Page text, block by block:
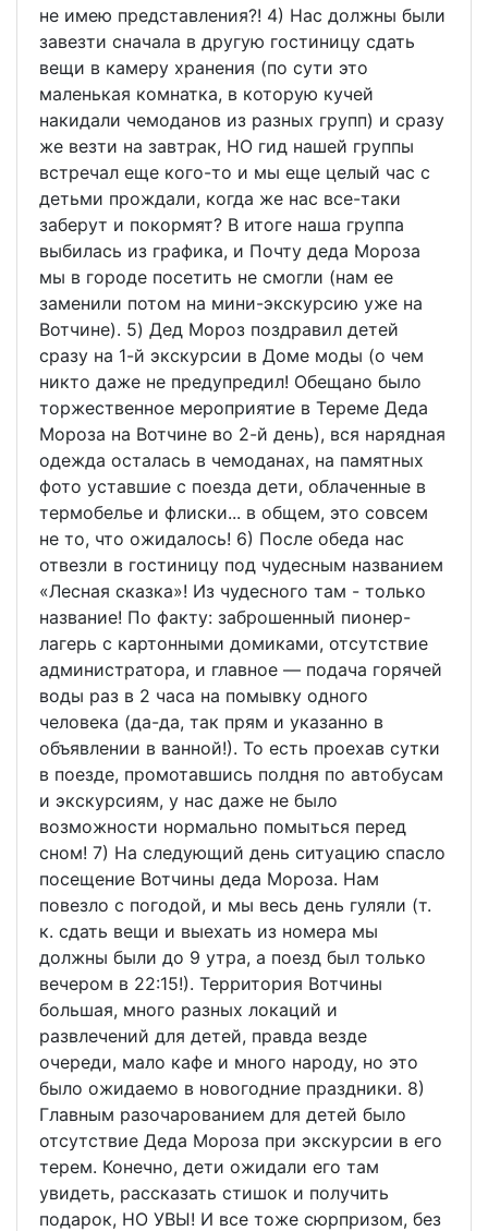
не имею представления?! 4) Нас должны были
завезти сначала в другую гостиницу сдать
вещи в камеру хранения (по сути это
маленькая комнатка, в которую кучей
накидали чемоданов из разных групп) и сразу
же везти на завтрак, НО гид нашей группы
встречал еще кого-то и мы еще целый час с
детьми прождали, когда же нас все-таки
заберут и покормят? В итоге наша группа
выбилась из графика, и Почту деда Мороза
мы в городе посетить не смогли (нам ее
заменили потом на мини-экскурсию уже на
Вотчине). 5) Дед Мороз поздравил детей
сразу на 1-й экскурсии в Доме моды (о чем
никто даже не предупредил! Обещано было
торжественное мероприятие в Тереме Деда
Мороза на Вотчине во 2-й день), вся нарядная
одежда осталась в чемоданах, на памятных
фото уставшие с поезда дети, облаченные в
термобелье и флиски... в общем, это совсем
не то, что ожидалось! 6) После обеда нас
отвезли в гостиницу под чудесным названием
«Лесная сказка»! Из чудесного там - только
название! По факту: заброшенный пионер-
лагерь с картонными домиками, отсутствие
администратора, и главное — подача горячей
воды раз в 2 часа на помывку одного
человека (да-да, так прям и указанно в
объявлении в ванной!). То есть проехав сутки
в поезде, промотавшись полдня по автобусам
и экскурсиям, у нас даже не было
возможности нормально помыться перед
сном! 7) На следующий день ситуацию спасло
посещение Вотчины деда Мороза. Нам
повезло с погодой, и мы весь день гуляли (т.
к. сдать вещи и выехать из номера мы
должны были до 9 утра, а поезд был только
вечером в 22:15!). Территория Вотчины
большая, много разных локаций и
развлечений для детей, правда везде
очереди, мало кафе и много народу, но это
было ожидаемо в новогодние праздники. 8)
Главным разочарованием для детей было
отсутствие Деда Мороза при экскурсии в его
терем. Конечно, дети ожидали его там
увидеть, рассказать стишок и получить
подарок, НО УВЫ! И все тоже сюрпризом, без